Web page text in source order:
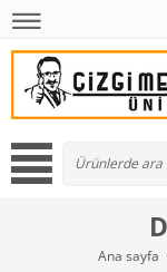
Ana sayfa